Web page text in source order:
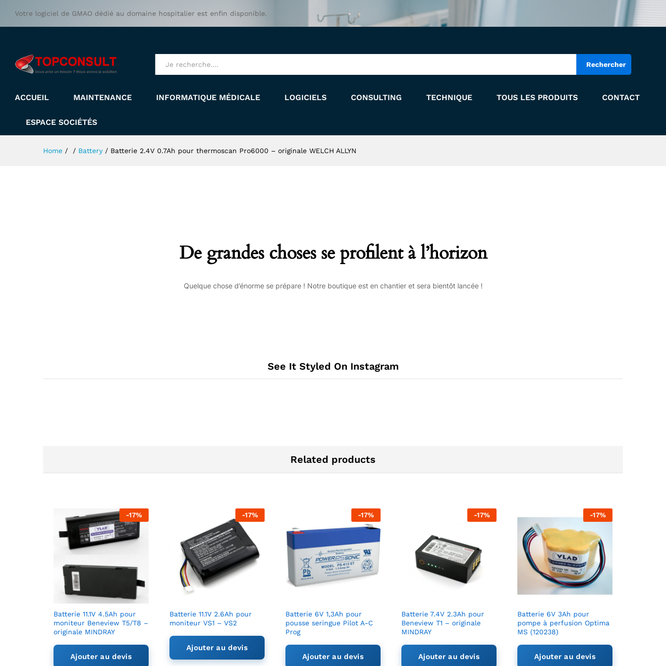
Votre logiciel de GMAO dédié au domaine hospitalier est enfin disponible.
Rechercher
ACCUEIL MAINTENANCE INFORMATIQUE MÉDICALE LOGICIELS CONSULTING TECHNIQUE TOUS LES PRODUITS CONTACT
ESPACE SOCIÉTÉS
Home / / Battery / Batterie 2.4V 0.7Ah pour thermoscan Pro6000 – originale WELCH ALLYN
De grandes choses se profilent à l’horizon
Quelque chose d’énorme se prépare ! Notre boutique est en chantier et sera bientôt lancée !
See It Styled On Instagram
Related products
-17%
Batterie 11.1V 4.5Ah pour
moniteur Beneview T5/T8 –
originale MINDRAY
Ajouter au devis
-17%
Batterie 11.1V 2.6Ah pour
moniteur VS1 – VS2
Ajouter au devis
-17%
Batterie 6V 1,3Ah pour
pousse seringue Pilot A-C
Prog
Ajouter au devis
-17%
Batterie 7.4V 2.3Ah pour
Beneview T1 – originale
MINDRAY
Ajouter au devis
-17%
Batterie 6V 3Ah pour
pompe à perfusion Optima
MS (120238)
Ajouter au devis
Description